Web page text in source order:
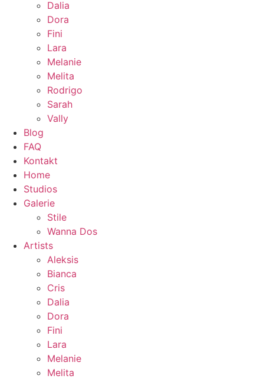
Dalia
Dora
Fini
Lara
Melanie
Melita
Rodrigo
Sarah
Vally
Blog
FAQ
Kontakt
Home
Studios
Galerie
Stile
Wanna Dos
Artists
Aleksis
Bianca
Cris
Dalia
Dora
Fini
Lara
Melanie
Melita